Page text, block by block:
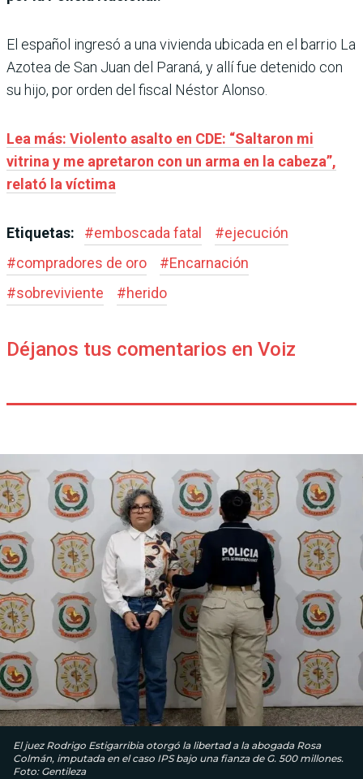
El español ingresó a una vivienda ubicada en el barrio La
Azotea de San Juan del Paraná, y allí fue detenido con
su hijo, por orden del fiscal Néstor Alonso.
Lea más: Violento asalto en CDE: “Saltaron mi
vitrina y me apretaron con un arma en la cabeza”,
relató la víctima
Etiquetas: #emboscada fatal #ejecución
#compradores de oro #Encarnación
#sobreviviente #herido
Déjanos tus comentarios en Voiz
El juez Rodrigo Estigarribia otorgó la libertad a la abogada Rosa
Colmán, imputada en el caso IPS bajo una fianza de G. 500 millones.
Foto: Gentileza